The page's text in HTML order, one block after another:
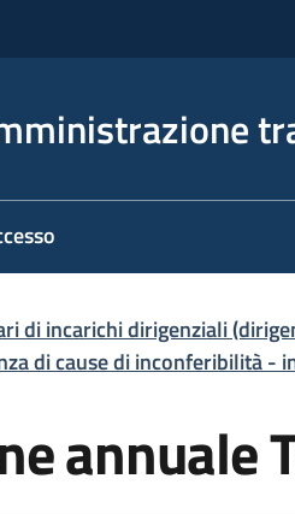
di incarichi dirigenziali
di cause di inconferibilità -
annuale